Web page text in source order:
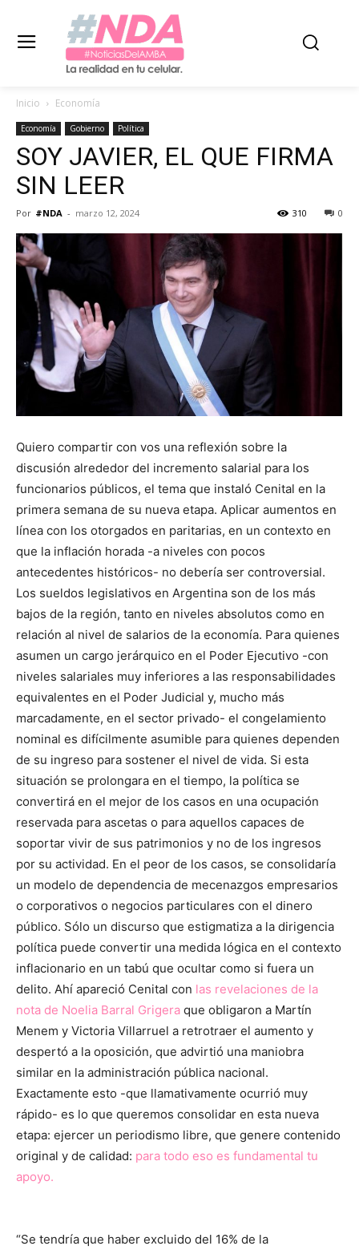
Inicio Economía
Economía Gobierno Política
SOY JAVIER, EL QUE FIRMA
SIN LEER
Por #NDA - marzo 12, 2024 0
310
Quiero compartir con vos una reflexión sobre la
discusión alrededor del incremento salarial para los
funcionarios públicos, el tema que instaló Cenital en la
primera semana de su nueva etapa. Aplicar aumentos en
línea con los otorgados en paritarias, en un contexto en
que la inflación horada -a niveles con pocos
antecedentes históricos- no debería ser controversial.
Los sueldos legislativos en Argentina son de los más
bajos de la región, tanto en niveles absolutos como en
relación al nivel de salarios de la economía. Para quienes
asumen un cargo jerárquico en el Poder Ejecutivo -con
niveles salariales muy inferiores a las responsabilidades
equivalentes en el Poder Judicial y, mucho más
marcadamente, en el sector privado- el congelamiento
nominal es difícilmente asumible para quienes dependen
de su ingreso para sostener el nivel de vida. Si esta
situación se prolongara en el tiempo, la política se
convertirá en el mejor de los casos en una ocupación
reservada para ascetas o para aquellos capaces de
soportar vivir de sus patrimonios y no de los ingresos
por su actividad. En el peor de los casos, se consolidaría
un modelo de dependencia de mecenazgos empresarios
o corporativos o negocios particulares con el dinero
público. Sólo un discurso que estigmatiza a la dirigencia
política puede convertir una medida lógica en el contexto
inflacionario en un tabú que ocultar como si fuera un
delito. Ahí apareció Cenital con las revelaciones de la
nota de Noelia Barral Grigera que obligaron a Martín
Menem y Victoria Villarruel a retrotraer el aumento y
despertó a la oposición, que advirtió una maniobra
similar en la administración pública nacional.
Exactamente esto -que llamativamente ocurrió muy
rápido- es lo que queremos consolidar en esta nueva
etapa: ejercer un periodismo libre, que genere contenido
original y de calidad: para todo eso es fundamental tu
apoyo.
“Se tendría que haber excluido del 16% de la